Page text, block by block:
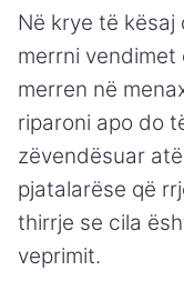
Në krye të kësaj
merrni
merren në
riparoni apo do
zëvendësuar
pjatalarëse që
thirrje se cila
veprimit.